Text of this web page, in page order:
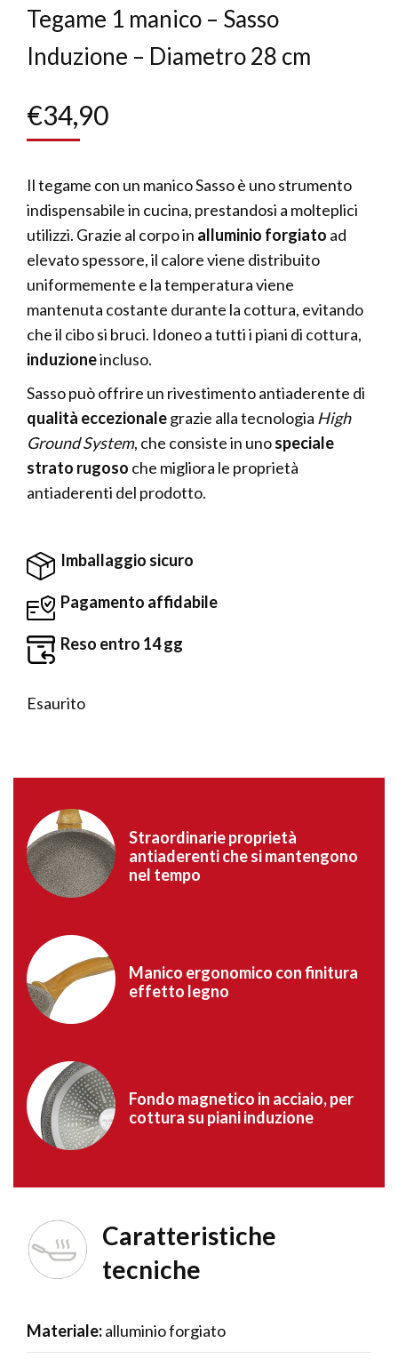
Tegame 1 manico – Sasso
Induzione – Diametro 28 cm
€34,90
Il tegame con un manico Sasso è uno strumento
indispensabile in cucina, prestandosi a molteplici
utilizzi. Grazie al corpo in alluminio forgiato ad
elevato spessore, il calore viene distribuito
uniformemente e la temperatura viene
mantenuta costante durante la cottura, evitando
che il cibo si bruci. Idoneo a tutti i piani di cottura,
induzioneincluso.
Sasso può offrire un rivestimento antiaderente di
qualità eccezionalegrazie alla tecnologia High
Ground System, che consiste in unospeciale
strato rugoso che migliora le proprietà
antiaderenti del prodotto.
Imballaggio sicuro
Pagamento affidabile
Reso entro 14 gg
Esaurito
Straordinarie proprietà
antiaderenti che si mantengono
nel tempo
Manico ergonomico con finitura
effetto legno
Fondo magnetico in acciaio, per
cottura su piani induzione
Caratteristiche
tecniche
Materiale:alluminio forgiato